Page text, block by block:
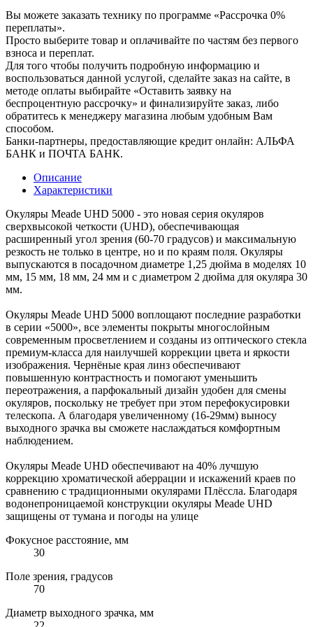
Вы можете заказать технику по программе «Рассрочка 0%
переплаты».
Просто выберите товар и оплачивайте по частям без первого
взноса и переплат.
Для того чтобы получить подробную информацию и
воспользоваться данной услугой, сделайте заказ на сайте, в
методе оплаты выбирайте «Оставить заявку на
беспроцентную рассрочку» и финализируйте заказ, либо
обратитесь к менеджеру магазина любым удобным Вам
способом.
Банки-партнеры, предоставляющие кредит онлайн: АЛЬФА
БАНК и ПОЧТА БАНК.
Описание
Характеристики
Окуляры Meade UHD 5000 - это новая серия окуляров
сверхвысокой четкости (UHD), обеспечивающая
расширенный угол зрения (60-70 градусов) и максимальную
резкость не только в центре, но и по краям поля. Окуляры
выпускаются в посадочном диаметре 1,25 дюйма в моделях 10
мм, 15 мм, 18 мм, 24 мм и с диаметром 2 дюйма для окуляра 30
мм.
Окуляры Meade UHD 5000 воплощают последние разработки
в серии «5000», все элементы покрыты многослойным
современным просветлением и созданы из оптического стекла
премиум-класса для наилучшей коррекции цвета и яркости
изображения. Чернёные края линз обеспечивают
повышенную контрастность и помогают уменьшить
переотражения, а парфокальный дизайн удобен для смены
окуляров, поскольку не требует при этом перефокусировки
телескопа. А благодаря увеличенному (16-29мм) выносу
выходного зрачка вы сможете наслаждаться комфортным
наблюдением.
Окуляры Meade UHD обеспечивают на 40% лучшую
коррекцию хроматической аберрации и искажений краев по
сравнению с традиционными окулярами Плёссла. Благодаря
водонепроницаемой конструкции окуляры Meade UHD
защищены от тумана и погоды на улице
Фокусное расстояние, мм
30
Поле зрения, градусов
70
Диаметр выходного зрачка, мм